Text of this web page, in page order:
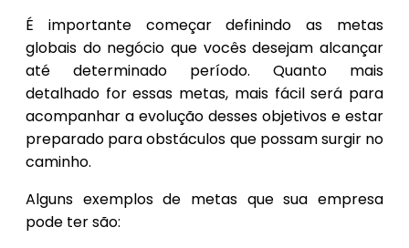
É importante começar definindo as metas
globais do negócio que vocês desejam alcançar
até determinado período. Quanto mais
detalhado for essas metas, mais fácil será para
acompanhar a evolução desses objetivos e estar
preparado para obstáculos que possam surgir no
caminho.
Alguns exemplos de metas que sua empresa
pode ter são: